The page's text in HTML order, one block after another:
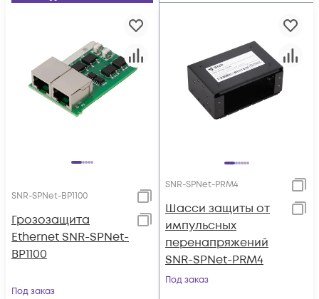
SNR-SPNet-BP1100
Грозозащита
Ethernet SNR-SPNet-
BP1100
Под заказ
SNR-SPNet-PRM4
Шасси защиты от
импульсных
перенапряжений
SNR-SPNet-PRM4
Под заказ